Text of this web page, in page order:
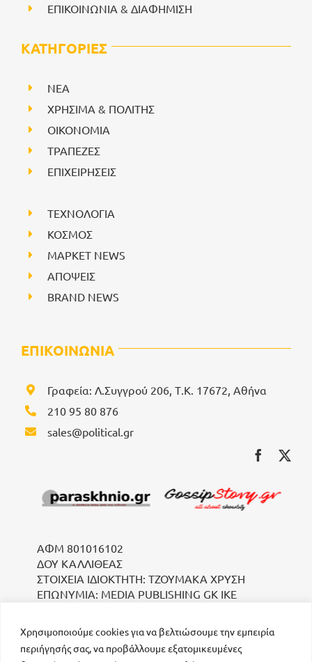
Χρησιμοποιούμε cookies για να βελτιώσουμε την εμπειρία
περιήγησής σας, να προβάλλουμε εξατομικευμένες
ΕΠΙΚΟΙΝΩΝΙΑ & ΔΙΑΦΗΜΙΣΗ
ΚΑΤΗΓΟΡΙΕΣ
NEA
ΧΡΗΣΙΜΑ & ΠΟΛΙΤΗΣ
ΟΙΚΟΝΟΜΙΑ
ΤΡΑΠΕΖΕΣ
ΕΠΙΧΕΙΡΗΣΕΙΣ
ΤΕΧΝΟΛΟΓΙΑ
ΚΟΣΜΟΣ
ΜΑΡΚΕΤ NEWS
ΑΠΟΨΕΙΣ
BRAND NEWS
ΕΠΙΚΟΙΝΩΝΙΑ
Γραφεία: Λ.Συγγρού 206, Τ.Κ. 17672, Αθήνα
210 95 80 876
sales@political.gr
ΑΦΜ 801016102
ΔΟΥ ΚΑΛΛΙΘΕΑΣ
ΣΤΟΙΧΕΙΑ ΙΔΙΟΚΤΗΤΗ: ΤΖΟΥΜΑΚΑ ΧΡΥΣΗ
ΕΠΩΝΥΜΙΑ: MEDIA PUBLISHING GK IKE